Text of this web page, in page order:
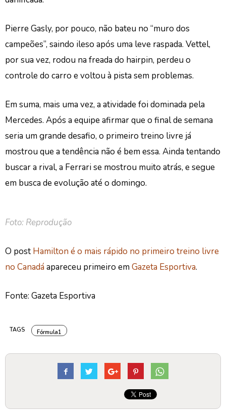
Pierre Gasly, por pouco, não bateu no “muro dos
campeões”, saindo ileso após uma leve raspada. Vettel,
por sua vez, rodou na freada do hairpin, perdeu o
controle do carro e voltou à pista sem problemas.
Em suma, mais uma vez, a atividade foi dominada pela
Mercedes. Após a equipe afirmar que o final de semana
seria um grande desafio, o primeiro treino livre já
mostrou que a tendência não é bem essa. Ainda tentando
buscar a rival, a Ferrari se mostrou muito atrás, e segue
em busca de evolução até o domingo.
Foto: Reprodução
O post Hamilton é o mais rápido no primeiro treino livre
no Canadá apareceu primeiro emGazeta Esportiva.
Fonte: Gazeta Esportiva
TAGS Fórmula1